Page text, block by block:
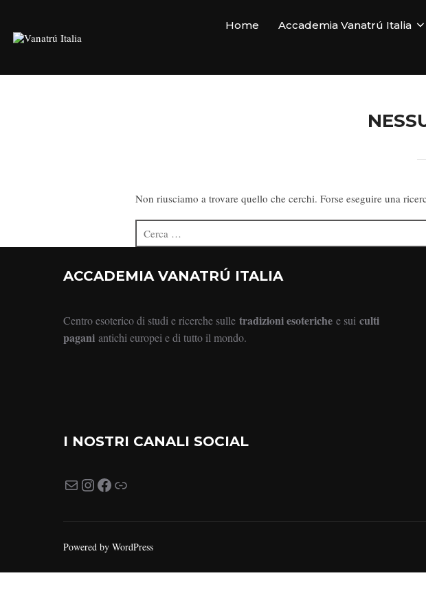
Home Accademia Vanatrú Italia
Non riusciamo a trovare quello che cerchi. Forse eseguire una
ACCADEMIA VANATRÚ ITALIA
Centro esoterico di studi e ricerche sulle tradizioni esoteriche e sui culti
pagani antichi europei e di tutto il mondo.
I NOSTRI CANALI SOCIAL
Powered by WordPress